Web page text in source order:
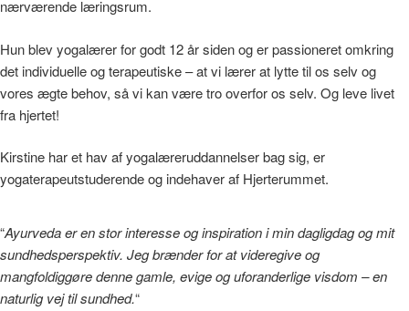
nærværende læringsrum.
Hun blev yogalærer for godt 12 år siden og er passioneret omkring
det individuelle og terapeutiske – at vi lærer at lytte til os selv og
vores ægte behov, så vi kan være tro overfor os selv. Og leve livet
fra hjertet!
Kirstine har et hav af yogalæreruddannelser bag sig, er
yogaterapeutstuderende og indehaver af Hjerterummet.
“Ayurveda er en stor interesse og inspiration i min dagligdag og mit
sundhedsperspektiv. Jeg brænder for at videregive og
mangfoldiggøre denne gamle, evige og uforanderlige visdom – en
naturlig vej til sundhed.“